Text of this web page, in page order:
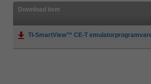
Download item
TI-SmartView™ CE-T